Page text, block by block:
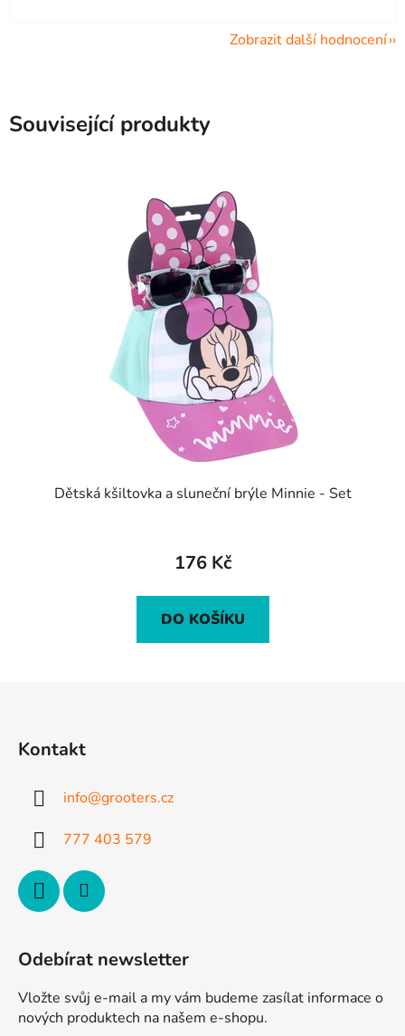
Zobrazit další hodnocení
Související produkty
Dětská kšiltovka a sluneční brýle Minnie - Set
176 Kč
DO KOŠÍKU
Kontakt
info@grooters.cz
777 403 579
Odebírat newsletter
Vložte svůj e-mail a my vám budeme zasílat informace o
nových produktech na našem e-shopu.